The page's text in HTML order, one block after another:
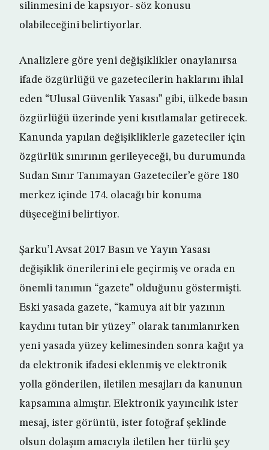
silinmesini de kapsıyor- söz konusu
olabileceğini belirtiyorlar.
Analizlere göre yeni değişiklikler onaylanırsa
ifade özgürlüğü ve gazetecilerin haklarını ihlal
eden “Ulusal Güvenlik Yasası” gibi, ülkede basın
özgürlüğü üzerinde yeni kısıtlamalar getirecek.
Kanunda yapılan değişikliklerle gazeteciler için
özgürlük sınırının gerileyeceği, bu durumunda
Sudan Sınır Tanımayan Gazeteciler’e göre 180
merkez içinde 174. olacağı bir konuma
düşeceğini belirtiyor.
Şarku’l Avsat 2017 Basın ve Yayın Yasası
değişiklik önerilerini ele geçirmiş ve orada en
önemli tanımın “gazete” olduğunu göstermişti.
Eski yasada gazete, “kamuya ait bir yazının
kaydını tutan bir yüzey” olarak tanımlanırken
yeni yasada yüzey kelimesinden sonra kağıt ya
da elektronik ifadesi eklenmiş ve elektronik
yolla gönderilen, iletilen mesajları da kanunun
kapsamına almıştır. Elektronik yayıncılık ister
mesaj, ister görüntü, ister fotoğraf şeklinde
olsun dolaşım amacıyla iletilen her türlü şey